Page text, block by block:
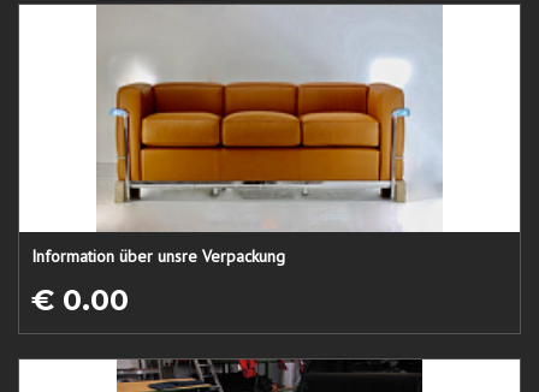
Information über unsre Verpackung
€ 0.00